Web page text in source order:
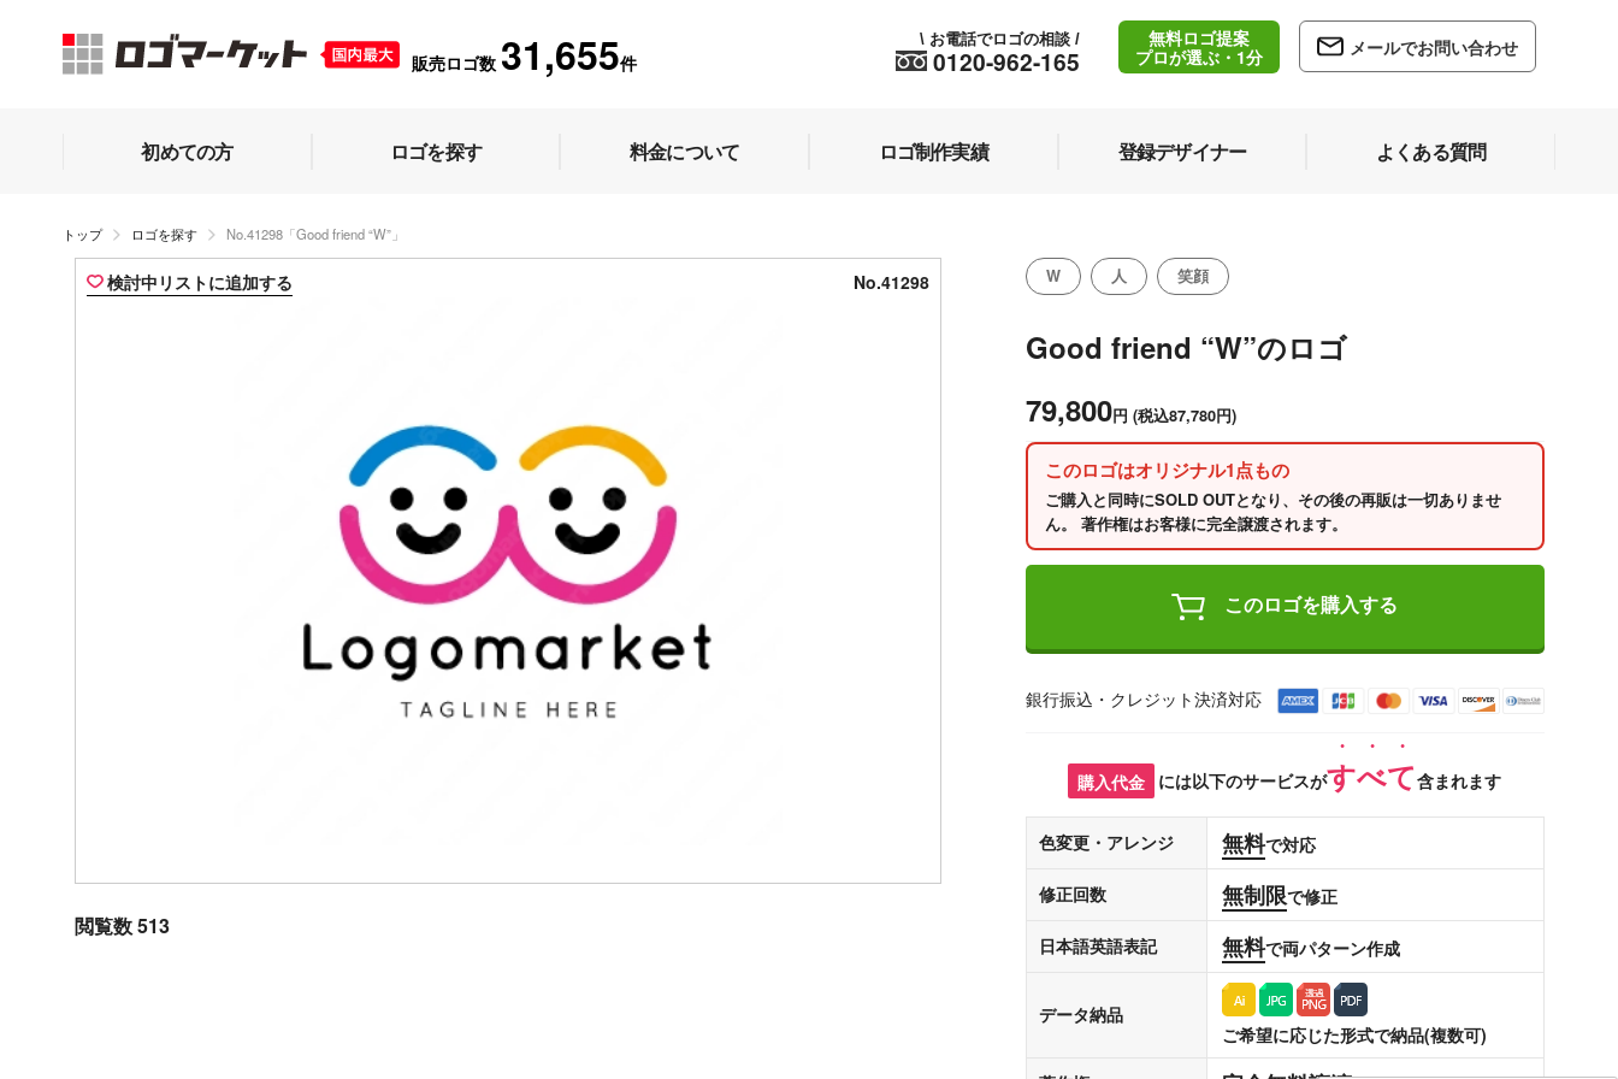
販売ロゴ数 31,655件 0120-962-165
\ お電話でロゴの相談 /
無料ロゴ提案
プロが選ぶ・1分
メールでお問い合わせ
初めての方 ロゴを探す 料金について ロゴ制作実績 登録デザイナー よくある質問
トップ ロゴを探す No.41298「Good friend “W”」
検討中リストに追加する No.41298
閲覧数 513
W 人 笑顔
Good friend “W”のロゴ
79,800円 (税込87,780円)
このロゴはオリジナル1点もの
ご購入と同時にSOLD OUTとなり、その後の再販は一切ありませ
ん。 著作権はお客様に完全譲渡されます。
このロゴを購入する
銀行振込・クレジット決済対応
購入代金 には以下のサービスがすべて含まれます
色変更・アレンジ 無料で対応
修正回数 無制限で修正
日本語英語表記 無料で両パターン作成
データ納品
ご希望に応じた形式で納品(複数可)